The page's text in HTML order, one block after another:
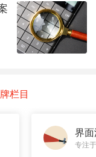
栏目
界
专注